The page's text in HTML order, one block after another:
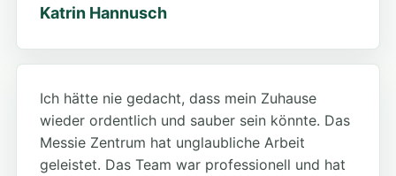
Katrin Hannusch
Ich hätte nie gedacht, dass mein Zuhause
wieder ordentlich und sauber sein könnte. Das
Messie Zentrum hat unglaubliche Arbeit
geleistet. Das Team war professionell und hat